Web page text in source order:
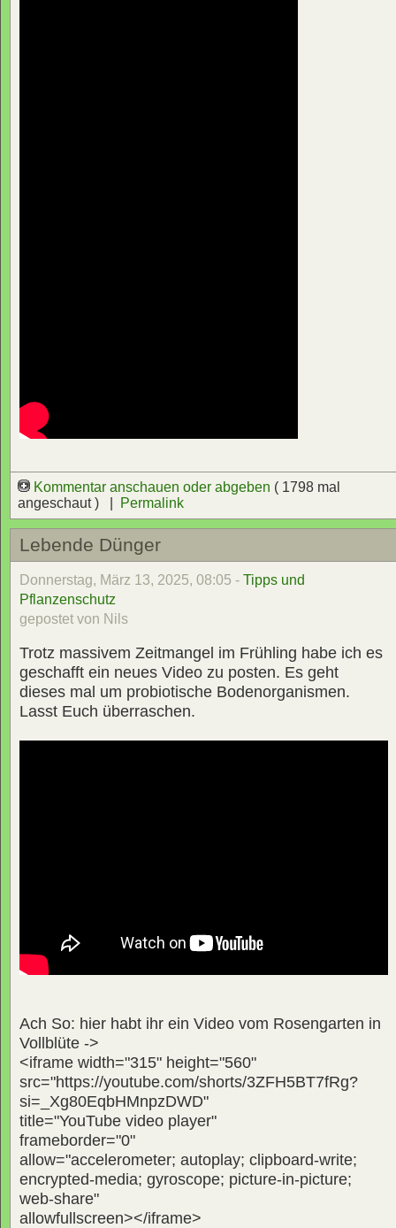
Kommentar anschauen oder abgeben ( 1798 mal
angeschaut ) |
Permalink
Lebende Dünger
Donnerstag, März 13, 2025, 08:05 - Tipps und
Pflanzenschutz
gepostet von Nils
Trotz massivem Zeitmangel im Frühling habe ich es
geschafft ein neues Video zu posten. Es geht
dieses mal um probiotische Bodenorganismen.
Lasst Euch überraschen.
Ach So: hier habt ihr ein Video vom Rosengarten in
Vollblüte ->
<iframe width="315" height="560"
src="https://youtube.com/shorts/3ZFH5BT7fRg?
si=_Xg80EqbHMnpzDWD"
title="YouTube video player"
frameborder="0"
allow="accelerometer; autoplay; clipboard-write;
encrypted-media; gyroscope; picture-in-picture;
web-share"
allowfullscreen></iframe>